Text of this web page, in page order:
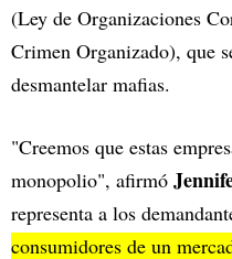
(Ley de Organizaciones
Crimen Organizado), que
desmantelar mafias.
"Creemos que estas
monopolio", afirmó
representa a los
consumidores de un